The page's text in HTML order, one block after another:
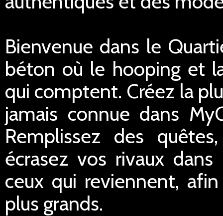
Bienvenue dans le
béton où le hooping et
qui comptent. Créez la
jamais connue dans
Remplissez des
écrasez vos rivaux
ceux qui reviennent,
plus grands.